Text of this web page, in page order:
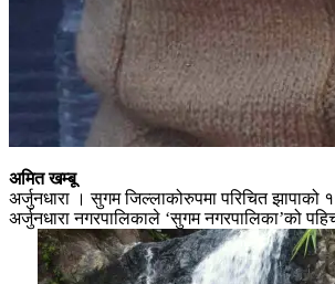
अमित खम्बू
अर्जुनधारा । सुगम जिल्लाकोरुपमा परिचित झापाको
अर्जुनधारा नगरपालिकाले ‘सुगम नगरपालिका’को